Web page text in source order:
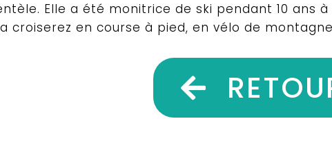
Elle a été monitrice de ski pendant 10 ans
croiserez en course à pied, en vélo de